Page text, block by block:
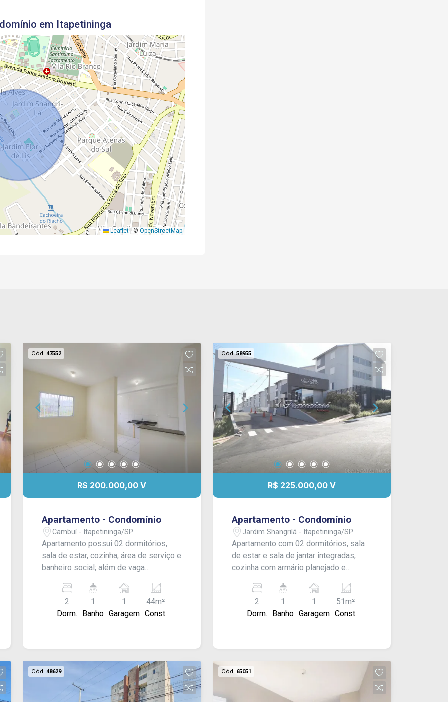
em Itapetininga
Leaflet | © OpenStreetMap
Cód. 47552
R$ 200.000,00 V
Apartamento - Condomínio
Cambuí - Itapetininga/SP
Apartamento possui 02 dormitórios,
sala de estar, cozinha, área de serviço e
banheiro social; além de vaga
condomínio oferece portaria 24 horas,
mercadinho automatizado, salão de
festas e piscina, CONSULTE-NOS !
2
Dorm.
1
Banho
1
Garagem
44m²
Const.
Cód.58955
R$ 225.000,00 V
Apartamento - Condomínio
Jardim Shangrilá - Itapetininga/SP
Apartamento com 02 dormitórios, sala
de estar e sala de jantar integradas,
cozinha com armário planejado e
gabinete. Área de serviço e 01 vaga de
garagem. Acabamento: Laje, piso frio e
piso laminado. O condomínio oferece
piscina adulto e infantil e ampla área
2
Dorm.
1
Banho
1
Garagem
51m²
Const.
Cód. 48629 Cód. 65051